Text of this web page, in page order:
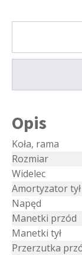
Opis
Koła, rama
Rozmiar
Widelec
Amortyzator tył
Napęd
Manetki przód
Manetki tył
Przerzutka